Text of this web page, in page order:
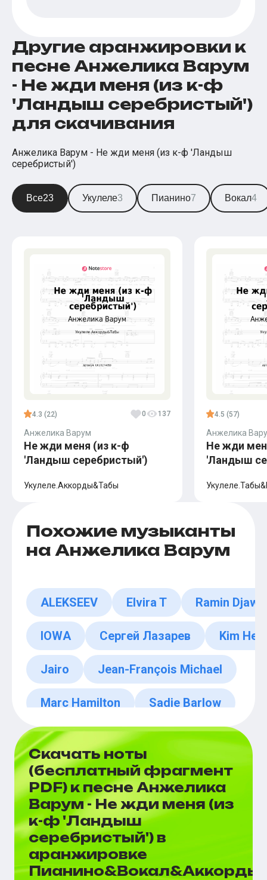
Другие аранжировки к
песне Анжелика Варум
- Не жди меня (из к-ф
'Ландыш серебристый')
для скачивания
Анжелика Варум - Не жди меня (из к-ф 'Ландыш
серебристый')
Все23 Укулеле3 Пианино7 Вокал4
4.3 (22) 0 137
Анжелика Варум
Не жди меня (из к-ф
'Ландыш серебристый')
Укулеле.Аккорды&Табы
4.5 (57)
Анжелика
Не жди
'Ландыш
Похожие музыканты
на Анжелика Варум
ALEKSEEV Elvira T Ramin
IOWA Сергей Лазарев Kim
Jairo Jean-François Michael
Marc Hamilton Sadie Barlow
Скачать ноты
(бесплатный фрагмент
PDF) к песне Анжелика
Варум - Не жди меня (из
к-ф 'Ландыш
серебристый') в
аранжировке
Пианино&Вокал&Аккорды